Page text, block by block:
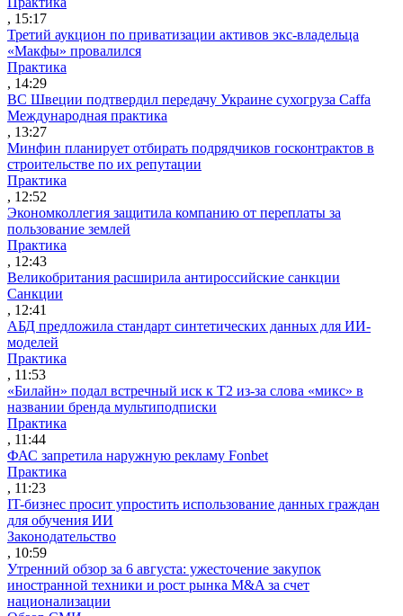
, 15:17
Третий аукцион по приватизации активов экс-владельца
«Макфы» провалился
Практика
, 14:29
ВС Швеции подтвердил передачу Украине сухогруза Caffa
Международная практика
, 13:27
Минфин планирует отбирать подрядчиков госконтрактов в
строительстве по их репутации
Практика
, 12:52
Экономколлегия защитила компанию от переплаты за
пользование землей
Практика
, 12:43
Великобритания расширила антироссийские санкции
Санкции
, 12:41
АБД предложила стандарт синтетических данных для ИИ-
моделей
Практика
, 11:53
«Билайн» подал встречный иск к Т2 из-за слова «микс» в
названии бренда мультиподписки
Практика
, 11:44
ФАС запретила наружную рекламу Fonbet
Практика
, 11:23
IT-бизнес просит упростить использование данных граждан
для обучения ИИ
Законодательство
, 10:59
Утренний обзор за 6 августа: ужесточение закупок
иностранной техники и рост рынка M&A за счет
национализации